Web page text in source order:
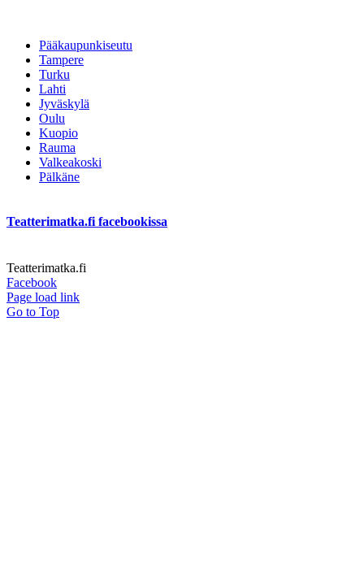
Pääkaupunkiseutu
Tampere
Turku
Lahti
Jyväskylä
Oulu
Kuopio
Rauma
Valkeakoski
Pälkäne
Teatterimatka.fi facebookissa
Teatterimatka.fi
Facebook
Page load link
Go to Top